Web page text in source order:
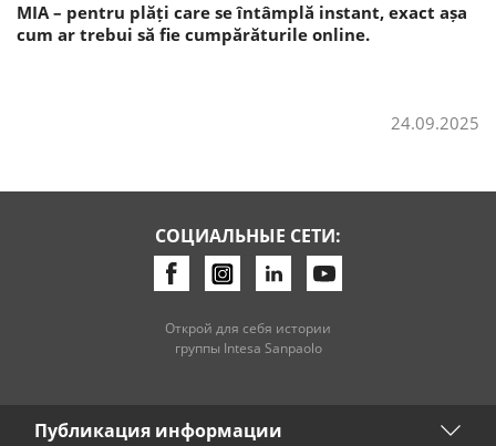
MIA – pentru plăți care se întâmplă instant, exact așa
cum ar trebui să fie cumpărăturile online.
24.09.2025
СОЦИАЛЬНЫЕ СЕТИ:
Открой для себя истории
группы Intesa Sanpaolo
Публикация информации